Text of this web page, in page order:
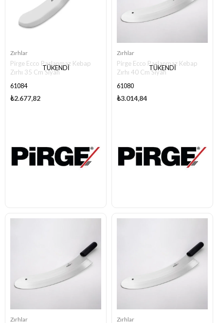
TÜKENDI
Zırhlar
Pirge Ecco Paslanmaz Kebap
Zırhı 35 Cm Siyah
61084
₺2.677,82
TÜKENDI
Zırhlar
Pirge Ecco Paslanmaz Kebap
Zırhı 40 Cm Siyah
61080
₺3.014,84
Zırhlar Zırhlar